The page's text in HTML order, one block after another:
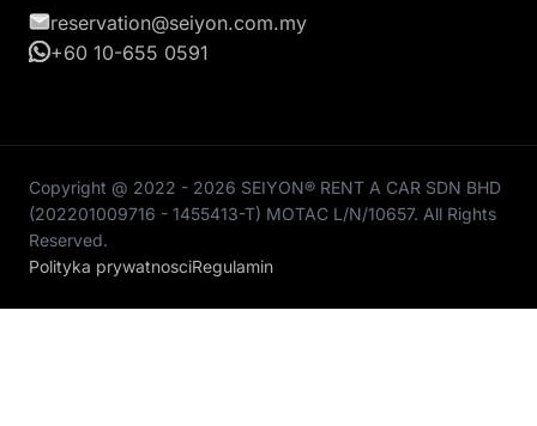
reservation@seiyon.com.my
+60 10-655 0591
Copyright @ 2022 - 2026 SEIYON® RENT A CAR SDN BHD
(202201009716 - 1455413-T) MOTAC L/N/10657. All Rights
Reserved.
Polityka prywatnosciRegulamin